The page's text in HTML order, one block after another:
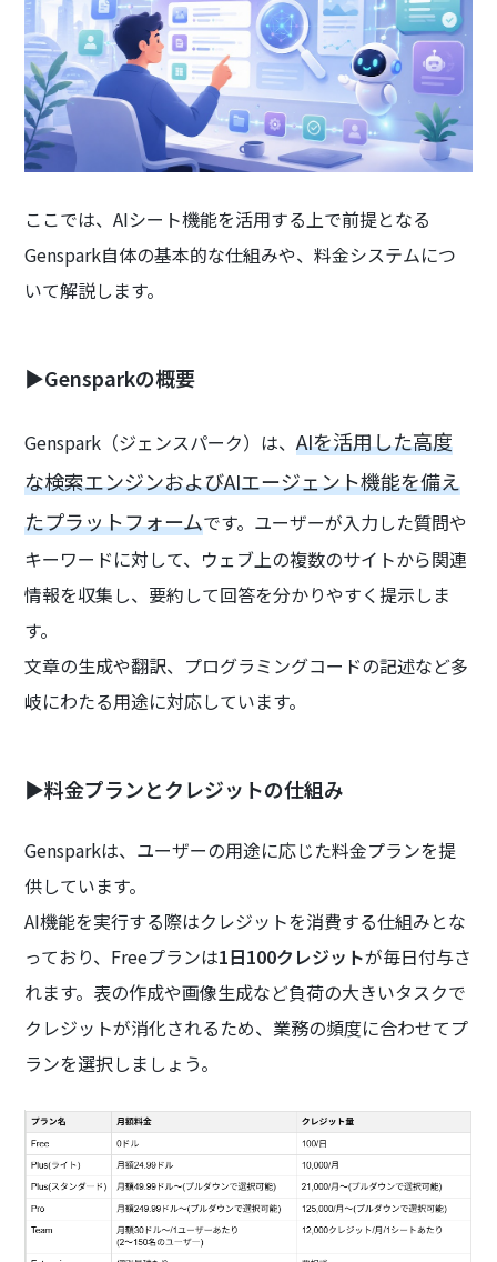
ここでは、AIシート機能を活用する上で前提となる
Genspark自体の基本的な仕組みや、料金システムにつ
いて解説します。
▶Gensparkの概要
Genspark（ジェンスパーク）は、AIを活用した高度
な検索エンジンおよびAIエージェント機能を備え
たプラットフォームです。ユーザーが入力した質問や
キーワードに対して、ウェブ上の複数のサイトから関連
情報を収集し、要約して回答を分かりやすく提示しま
す。
文章の生成や翻訳、プログラミングコードの記述など多
岐にわたる用途に対応しています。
▶料金プランとクレジットの仕組み
Gensparkは、ユーザーの用途に応じた料金プランを提
供しています。
AI機能を実行する際はクレジットを消費する仕組みとな
っており、Freeプランは1日100クレジットが毎日付与さ
れます。表の作成や画像生成など負荷の大きいタスクで
クレジットが消化されるため、業務の頻度に合わせてプ
ランを選択しましょう。